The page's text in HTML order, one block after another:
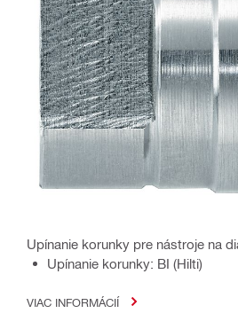
Upínanie korunky pre nástroje na
Upínanie korunky: BI (Hilti)
VIAC INFORMÁCIÍ